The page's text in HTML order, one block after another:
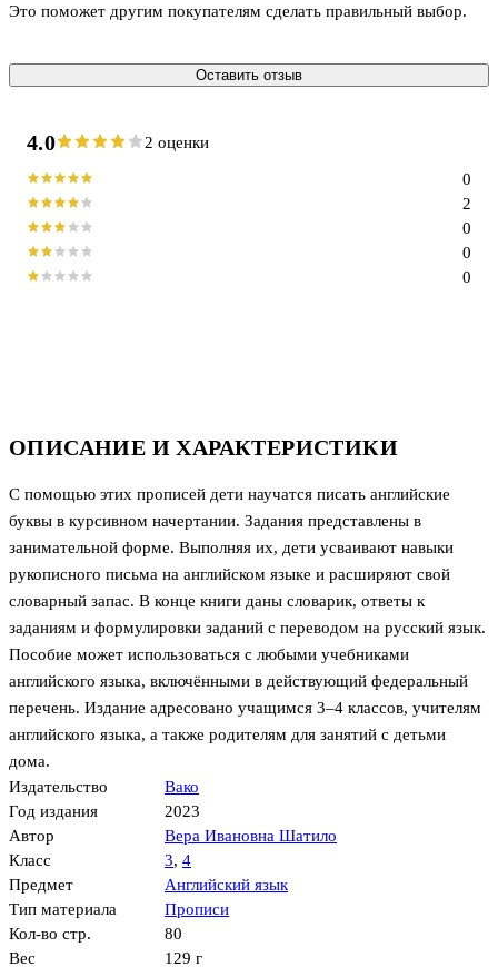
ОПИСАНИЕ И ХАРАКТЕРИСТИКИ
С помощью этих прописей дети научатся писать английские
буквы в курсивном начертании. Задания представлены в
занимательной форме. Выполняя их, дети усваивают навыки
рукописного письма на английском языке и расширяют свой
словарный запас. В конце книги даны словарик, ответы к
заданиям и формулировки заданий с переводом на русский язык.
Пособие может использоваться с любыми учебниками
английского языка, включёнными в действующий федеральный
перечень. Издание адресовано учащимся 3–4 классов, учителям
английского языка, а также родителям для занятий с детьми
дома.
Издательство
Вако
Год издания
2023
Автор
Вера Ивановна Шатило
Класс
3, 4
Предмет
Английский язык
Тип материала
Прописи
Кол-во стр.
80
Вес
129 г
Это поможет другим покупателям сделать правильный выбор.
Оставить отзыв
4.0 2 оценки
0
0
0
2
0